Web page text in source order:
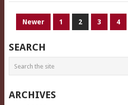
PAGINATION
PUBLICATIONS
Newer 1 2 3 4
SEARCH
ARCHIVES